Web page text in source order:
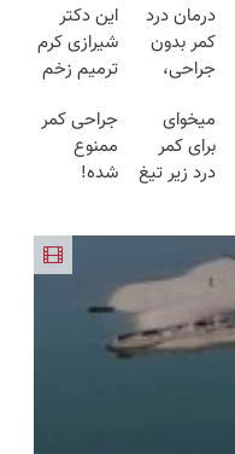
درمان درد
کمر بدون
جراحی،
پرسش‌نامه
رو پر کن ▶
این دکتر
شیرازی کرم
ترمیم زخم
ساخت!!!
میخوای
برای کمر
درد زیر تیغ
رو پر کن◖
جراحی کمر
ممنوع
شده!
منزل درمان
((پرسش‌نامه))